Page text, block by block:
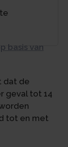
basis van
dat de
geval tot 14
tot en met